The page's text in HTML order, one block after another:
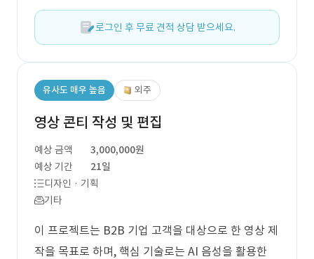
로그인 후 무료 견적 상담 받으세요.
유사도 매우 높음 외주
영상 콘티 작성 및 편집
예상 금액
3,000,000원
예상 기간
21일
디자인 · 기획
기타
이 프로젝트는 B2B 기업 고객을 대상으로 한 영상 제
작을 목표로 하며, 핵심 기술로는 AI 음성을 활용한